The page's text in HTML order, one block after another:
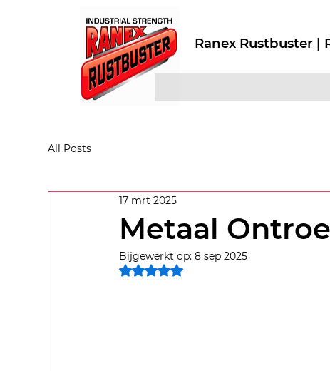
Ranex Rustbuster
All Posts
Metaal
17 mrt 2025
Bijgewerkt op:8 sep 2025
Beoordeeld met NaN uit 5 sterren.